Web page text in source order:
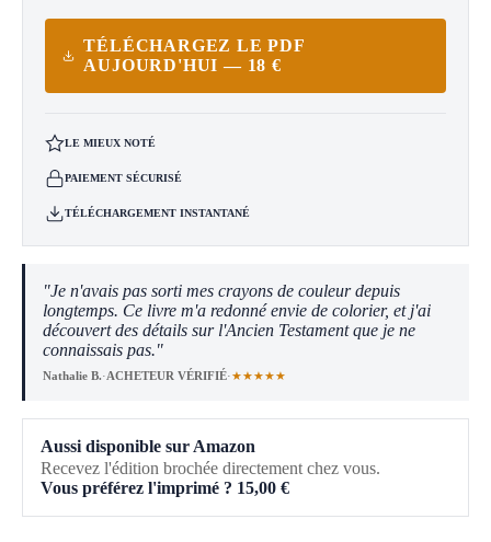
TÉLÉCHARGEZ LE PDF
AUJOURD'HUI — 18 €
LE MIEUX NOTÉ
PAIEMENT SÉCURISÉ
TÉLÉCHARGEMENT INSTANTANÉ
"Je n'avais pas sorti mes crayons de couleur depuis
longtemps. Ce livre m'a redonné envie de colorier, et j'ai
découvert des détails sur l'Ancien Testament que je ne
connaissais pas."
Nathalie B.·ACHETEUR VÉRIFIÉ·★★★★★
Aussi disponible sur Amazon
Recevez l'édition brochée directement chez vous.
Vous préférez l'imprimé ? 15,00 €